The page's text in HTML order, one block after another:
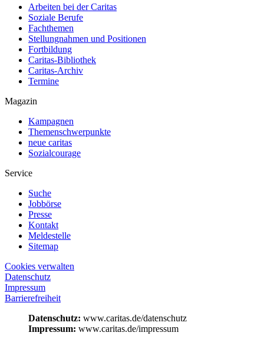
Arbeiten bei der Caritas
Soziale Berufe
Fachthemen
Stellungnahmen und Positionen
Fortbildung
Caritas-Bibliothek
Caritas-Archiv
Termine
Magazin
Kampagnen
Themenschwerpunkte
neue caritas
Sozialcourage
Service
Suche
Jobbörse
Presse
Kontakt
Meldestelle
Sitemap
Cookies verwalten
Datenschutz
Impressum
Barrierefreiheit
Datenschutz: www.caritas.de/datenschutz
Impressum: www.caritas.de/impressum